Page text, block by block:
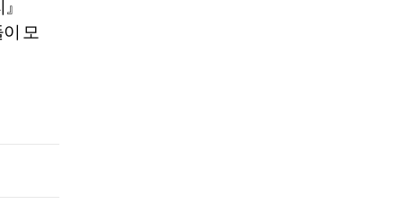
』
모